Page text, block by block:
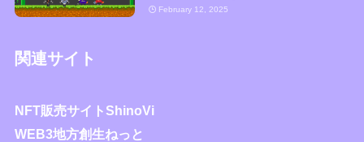
February 12, 2025
関連サイト
NFT販売サイトShinoVi
WEB3地方創生ねっと